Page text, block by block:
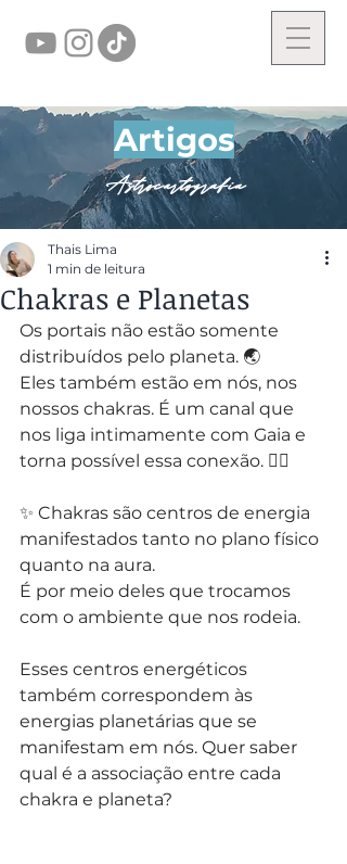
Artigos
Astrocartografia
Chakras e Planetas
Thais Lima
1 min de leitura
Os portais não estão somente
distribuídos pelo planeta. 🌏
Eles também estão em nós, nos
nossos chakras. É um canal que
nos liga intimamente com Gaia e
torna possível essa conexão. 🧘‍♀️
✨ Chakras são centros de energia
manifestados tanto no plano físico
quanto na aura.
É por meio deles que trocamos
com o ambiente que nos rodeia.
Esses centros energéticos
também correspondem às
energias planetárias que se
manifestam em nós. Quer saber
qual é a associação entre cada
chakra e planeta?